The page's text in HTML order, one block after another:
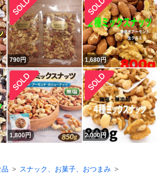
790円 1,680円
1,800円 2,000円
スナック、お菓子、おつまみ